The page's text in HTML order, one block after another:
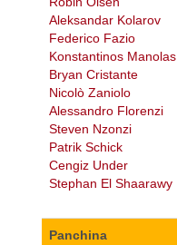
Aleksandar Kolarov
Federico Fazio
Konstantinos Manolas
Bryan Cristante
Nicolò Zaniolo
Alessandro Florenzi
Steven Nzonzi
Patrik Schick
Cengiz Under
Stephan El Shaarawy
Panchina